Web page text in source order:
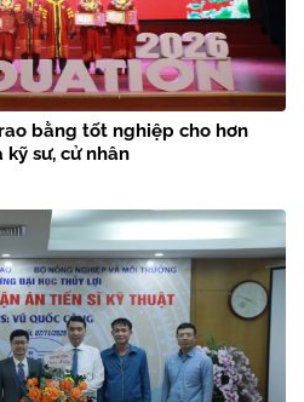
bằng tốt nghiệp cho hơn
kỹ sư, cử nhân